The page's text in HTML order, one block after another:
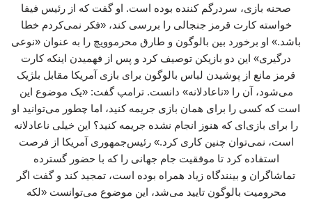
صحنه بازی، سردرگم کننده بوده است. او گفت که از رئیس فیفا
خواسته کارت قرمز جنجالی را بررسی کند، «فکر نمی‌کردم خطا
باشد.» او برخورد بین بالوگون و طارق محرموویچ را به عنوان «نوعی
درگیری» این دو بازیکن توصیف کرد و پس از فهمیدن اینکه کارت
قرمز مانع از پوشیدن لباس بالوگون برای بازی آمریکا مقابل بلژیک
می‌شود، آن را «ناعادلانه» دانست. ترامپ گفت: «یک موضوع این
است که کسی را برای همان بازی جریمه کنید، اما چطور می‌توانید او
را برای بازی‌ای که هنوز انجام نشده جریمه کنید؟ این خیلی ناعادلانه
است، نمی‌توان چنین کاری کرد.» رئیس‌جمهوری آمریکا از فرصت
استفاده کرد تا موفقیت جام جهانی را که با حضور گسترده
تماشاگران و بینندگاه زیاد همراه بوده است، تمجید کند و گفت اگر
محرومیت بالوگون تایید می‌شد، این موضوع می‌توانست «لکه